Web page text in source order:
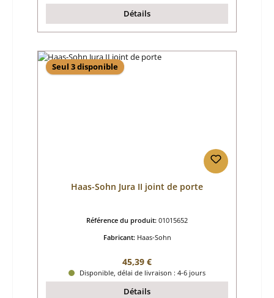
Détails
Seul 3 disponible
Haas-Sohn Jura II joint de porte
Référence du produit: 01015652
Fabricant: Haas-Sohn
Prix régulier :
45,39 €
Disponible, délai de livraison : 4-6 jours
Détails